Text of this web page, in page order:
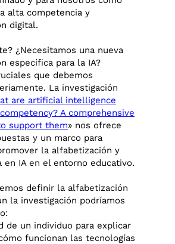
alta competencia y
digital.
¿Necesitamos una nueva
específica para la IA?
que debemos
La investigación
are artificial intelligence
A comprehensive
support them» nos ofrece
y un marco para
la alfabetización y
en IA en el entorno educativo.
definir la alfabetización
la investigación podríamos
de un individuo para explicar
funcionan las tecnologías